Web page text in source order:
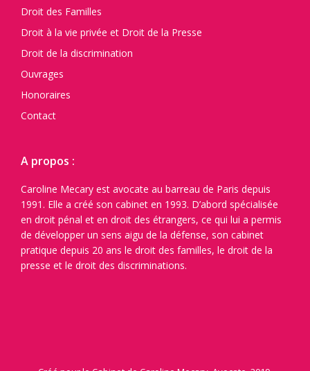
Droit des Familles
Droit à la vie privée et Droit de la Presse
Droit de la discrimination
Ouvrages
Honoraires
Contact
A propos :
Caroline Mecary est avocate au barreau de Paris depuis
1991. Elle a créé son cabinet en 1993. D’abord spécialisée
en droit pénal et en droit des étrangers, ce qui lui a permis
de développer un sens aigu de la défense, son cabinet
pratique depuis 20 ans le droit des familles, le droit de la
presse et le droit des discriminations.